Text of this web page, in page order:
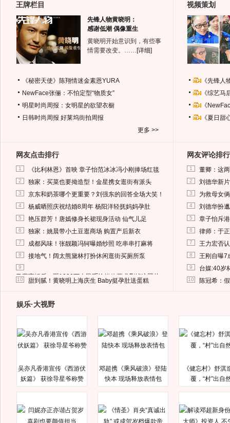
王牌栏目
先锋人物黄晓明：
感谢低潮 偶像重生
黄晓明开始意识到，有些事
情需要改变。…… [详细]
《秘密天使》陈翔情迷金素恩YURA
NewFace张俪：不怕定型“物质女”
明星时尚周报：女明星的欲望衣橱
日韩时尚周报 好莱坞街拍周报
更多 >>
视频策划
《先锋
《综艺
《
《夏日
网友点击排行
1 《比利林恩》首映 章子怡范冰冰冯小刚捧场红毯
2 独家：买菜也要拗造型！金星携女逛街有派头
3 京东和奶茶哪个更重要？刘强东的回答全场大笑！
4 杨威晒照庆祝结婚8周年 杨阳洋轻抚妈妈孕肚
5 艳压群芳！唐嫣修身长裙现身活动 仙气儿足
6 独家：姚晨带小土豆逛商场 购置产后新衣
7 成都风味！张靓颖冯轲曝婚纱照 吃串串打麻将
8 接地气！阔太熊黛林打扮休闲逛街买厕所泵
9
马蓉离婚后，砸1000万人民币给媒体要求删掉这照片
10 甜到腻！黄晓明上海庆生 Baby挺孕肚送蛋糕
网友评论排行
1 董卿：这
2 刘德华新
3 为救母女
4 刘德华扮
5 章子怡斥
6 律师：于
7 王力宏否
8 王刚自曝7
9 台媒:40岁
10 陈冠希：
娱乐·大视野
吴亦凡香港宣传《西游伏
妖篇》 获徐导星爷称赞
邓超携《乘风破浪》登陆
快本 现场释放表情包
《健忘村》舒淇
覆，“村”出自